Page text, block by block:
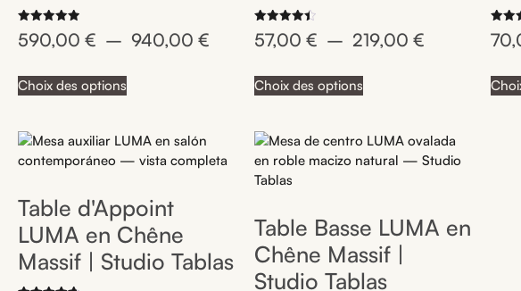
Note
5.00
590,00 € – 940,00 €
Choix des options
Note
4.50
57,00 € – 219,00 €
Choix des options
Note
5.00
Table d'Appoint
LUMA en Chêne
Massif | Studio Tablas
Table Basse LUMA en
Chêne Massif |
Studio Tablas